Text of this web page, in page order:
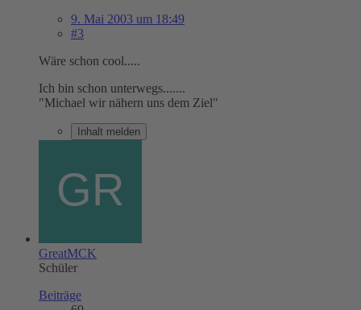
9. Mai 2003 um 18:49
#3
Wäre schon cool.....
Ich bin schon unterwegs.......
"Michael wir nähern uns dem Ziel"
Inhalt melden
GreatMCK
Schüler
Beiträge